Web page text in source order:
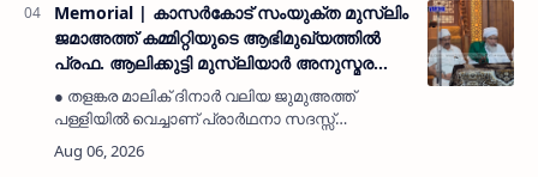
Memorial | കാസർകോട് സംയുക്ത മുസ്ലിം
ജമാഅത്ത് കമ്മിറ്റിയുടെ ആഭിമുഖ്യത്തിൽ
പ്രഫ. ആലിക്കുട്ടി മുസ്ലിയാർ അനുസ്മരണം
നടത്തി
● തളങ്കര മാലിക് ദിനാർ വലിയ ജുമുഅത്ത്
പള്ളിയിൽ വെച്ചാണ് പ്രാർഥനാ സദസ്സ്
മുസ്ലിയാർ പരിപാടിക്ക് നേതൃത്വം